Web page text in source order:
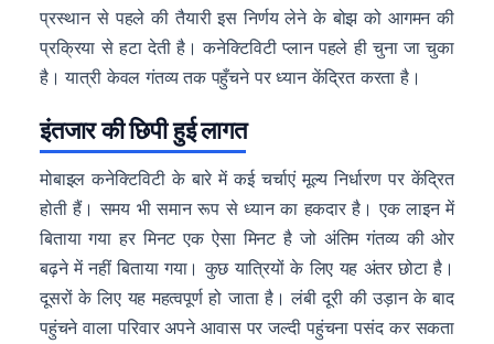
प्रस्थान से पहले की तैयारी इस निर्णय लेने के बोझ को आगमन की
प्रक्रिया से हटा देती है। कनेक्टिविटी प्लान पहले ही चुना जा चुका
है। यात्री केवल गंतव्य तक पहुँचने पर ध्यान केंद्रित करता है।
इंतजार की छिपी हुई लागत
मोबाइल कनेक्टिविटी के बारे में कई चर्चाएं मूल्य निर्धारण पर केंद्रित
होती हैं। समय भी समान रूप से ध्यान का हकदार है। एक लाइन में
बिताया गया हर मिनट एक ऐसा मिनट है जो अंतिम गंतव्य की ओर
बढ़ने में नहीं बिताया गया। कुछ यात्रियों के लिए यह अंतर छोटा है।
दूसरों के लिए यह महत्वपूर्ण हो जाता है। लंबी दूरी की उड़ान के बाद
पहुंचने वाला परिवार अपने आवास पर जल्दी पहुंचना पसंद कर सकता